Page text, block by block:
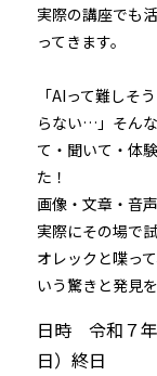
実際の講座でも
ってきます。
「AIって難しそ
らない…」そん
て・聞いて・体
た！
画像・文章・音
実際にその場で
オレックと喋っ
いう驚きと発見を
日時 令和７
日）終日